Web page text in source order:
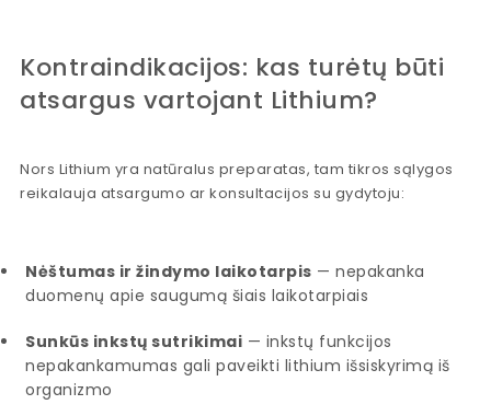
Kontraindikacijos: kas turėtų būti
atsargus vartojant Lithium?
Nors Lithium yra natūralus preparatas, tam tikros sąlygos
reikalauja atsargumo ar konsultacijos su gydytoju:
Nėštumas ir žindymo laikotarpis — nepakanka
duomenų apie saugumą šiais laikotarpiais
Sunkūs inkstų sutrikimai — inkstų funkcijos
nepakankamumas gali paveikti lithium išsiskyrimą iš
organizmo